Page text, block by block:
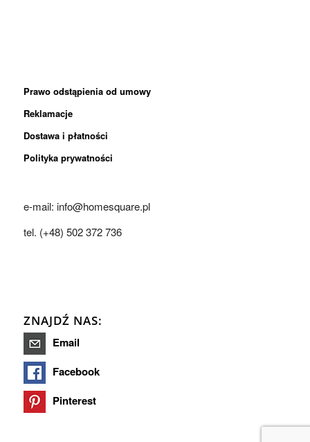
Prawo odstąpienia od umowy
Reklamacje
Dostawa i płatności
Polityka prywatności
e-mail: info@homesquare.pl
tel. (+48) 502 372 736
ZNAJDŹ NAS:
Email
Facebook
Pinterest